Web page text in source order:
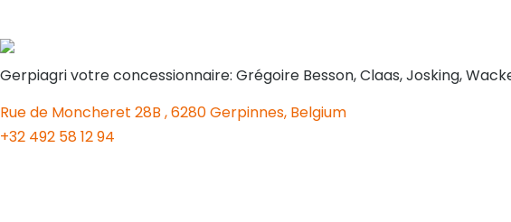
Gerpiagri votre concessionnaire: Grégoire Besson, Claas, Josking,
Rue de Moncheret 28B , 6280 Gerpinnes, Belgium
+32 492 58 12 94